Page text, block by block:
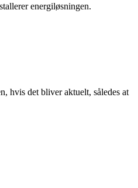
energiløsningen.
hvis det bliver aktuelt, således at